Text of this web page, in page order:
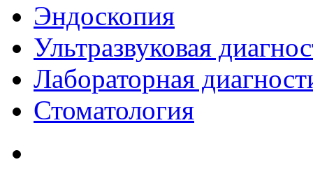
Эндоскопия
Ультразвуковая
Лабораторная
Стоматология